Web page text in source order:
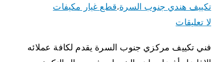
تكييف هندي جنوب السرة،قطع غيار مكيفات
لا تعليقات
فني تكييف مركزي جنوب السرة يقدم لكافة عملائه